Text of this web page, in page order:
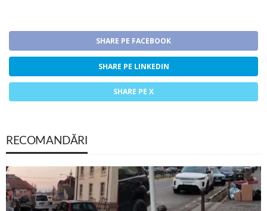
SHARE PE FACEBOOK
SHARE PE LINKEDIN
SHARE PE X
RECOMANDĂRI